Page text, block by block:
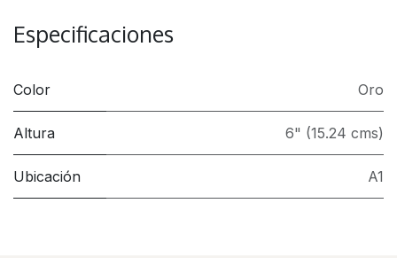
Especificaciones
Color Oro
Altura 6" (15.24 cms)
Ubicación A1